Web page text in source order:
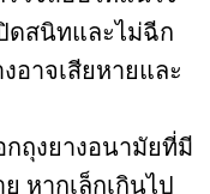
ดสนิทและไม่ฉีก
อาจเสียหายและ
กถุงยางอนามัยที่มี
หากเล็กเกินไป